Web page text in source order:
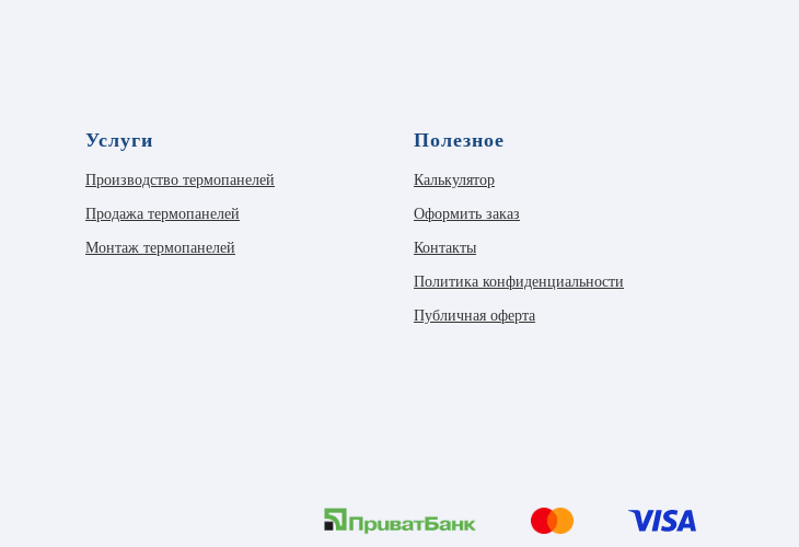
Услуги
Производство термопанелей
Продажа термопанелей
Монтаж термопанелей
Полезное
Калькулятор
Оформить заказ
Контакты
Политика конфиденциальности
Публичная оферта